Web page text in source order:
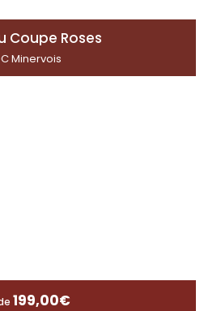
Coupe Roses
Minervois
199,00€